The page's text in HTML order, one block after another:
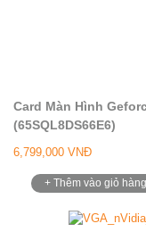
Card Màn Hình
(65SQL8DS66E6)
6,799,000 VNĐ
+ Thêm vào giỏ hàng